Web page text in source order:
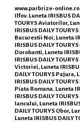
www.parbrize-online.ro
Ilfov. Luneta IRISBUS
TOURYS Aviatorilor,
IRISBUS DAILY
Bucurestii Noi, Luneta
IRISBUS DAILY
Dorobanti, Luneta
IRISBUS DAILY
Victoriei, Luneta
DAILY TOURYS Pajura,
IRISBUS DAILY
Piata Romana. Luneta
IRISBUS DAILY
Iancului, Luneta
DAILY TOURYS Obor,
Luneta IRISBUS DAILY